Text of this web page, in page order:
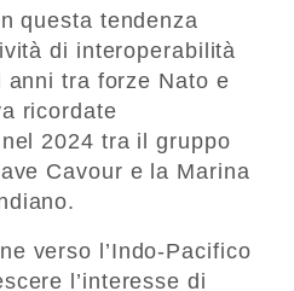
questa tendenza
di interoperabilità
tra forze Nato e
ricordate
2024 tra il gruppo
Cavour e la Marina
verso l’Indo-Pacifico
l’interesse di